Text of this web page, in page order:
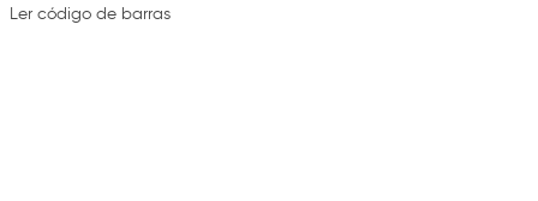
Ler código de barras